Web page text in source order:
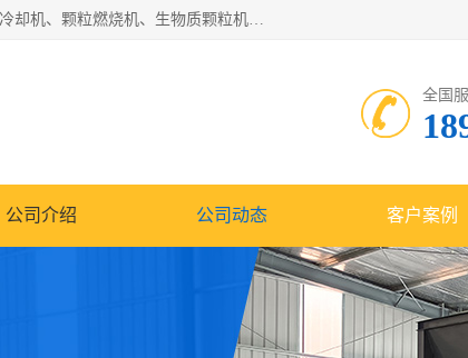
济南恒瑞达机械有限公司主营：颗粒机、环模颗粒机、平模颗粒机、粉碎机、滚筒筛分机、冷却机、颗粒燃烧机、生物质颗粒机、木屑颗粒机、秸秆颗粒机、饲料颗粒机、燃料颗粒机、木材粉碎机、秸秆粉碎机、饲料粉碎机、颗粒冷却机、锯末滚筒筛、锤片粉碎机、滚筒筛、搅拌机等产品。
全国
公司介绍 公司动态 客户案例